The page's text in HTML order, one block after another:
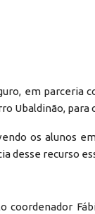
em parceria
Ubaldinão, para
os alunos
desse recurso
coordenador